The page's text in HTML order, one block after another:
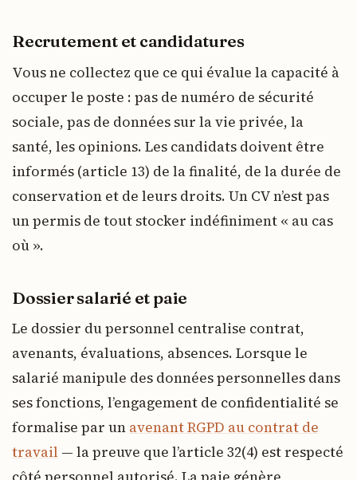
Recrutement et candidatures
Vous ne collectez que ce qui évalue la capacité à
occuper le poste : pas de numéro de sécurité
sociale, pas de données sur la vie privée, la
santé, les opinions. Les candidats doivent être
informés (article 13) de la finalité, de la durée de
conservation et de leurs droits. Un CV n’est pas
un permis de tout stocker indéfiniment « au cas
où ».
Dossier salarié et paie
Le dossier du personnel centralise contrat,
avenants, évaluations, absences. Lorsque le
salarié manipule des données personnelles dans
ses fonctions, l’engagement de confidentialité se
formalise par un avenant RGPD au contrat de
travail — la preuve que l’article 32(4) est respecté